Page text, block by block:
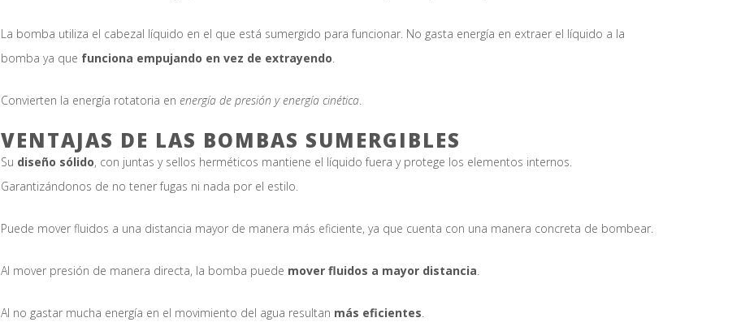
La bomba utiliza el cabezal líquido en el que está sumergido para funcionar. No gasta energía en extraer el líquido a la
bomba ya que funciona empujando en vez de extrayendo.
Convierten la energía rotatoria en energía de presión y energía cinética.
VENTAJAS DE LAS BOMBAS SUMERGIBLES
Su diseño sólido, con juntas y sellos herméticos mantiene el líquido fuera y protege los elementos internos.
Garantizándonos de no tener fugas ni nada por el estilo.
Puede mover fluidos a una distancia mayor de manera más eficiente, ya que cuenta con una manera concreta de bombear.
Al mover presión de manera directa, la bomba puede mover fluidos a mayor distancia.
Al no gastar mucha energía en el movimiento del agua resultan más eficientes.